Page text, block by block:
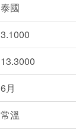
泰國
3.1000
13.3000
6月
常溫